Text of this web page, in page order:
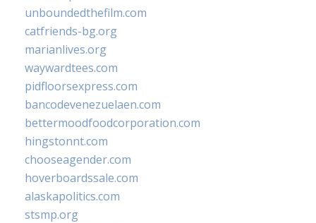
unboundedthefilm.com
catfriends-bg.org
marianlives.org
waywardtees.com
pidfloorsexpress.com
bancodevenezuelaen.com
bettermoodfoodcorporation.com
hingstonnt.com
chooseagender.com
hoverboardssale.com
alaskapolitics.com
stsmp.org